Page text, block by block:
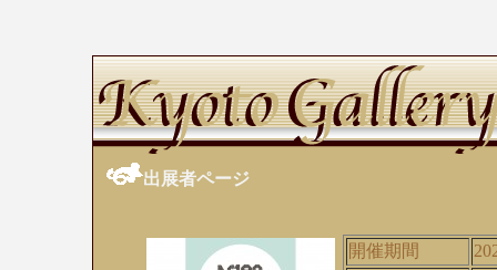
出展者ページ
開催期間